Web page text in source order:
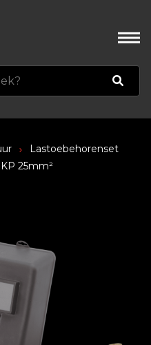
Lastoebehorenset
25mm²